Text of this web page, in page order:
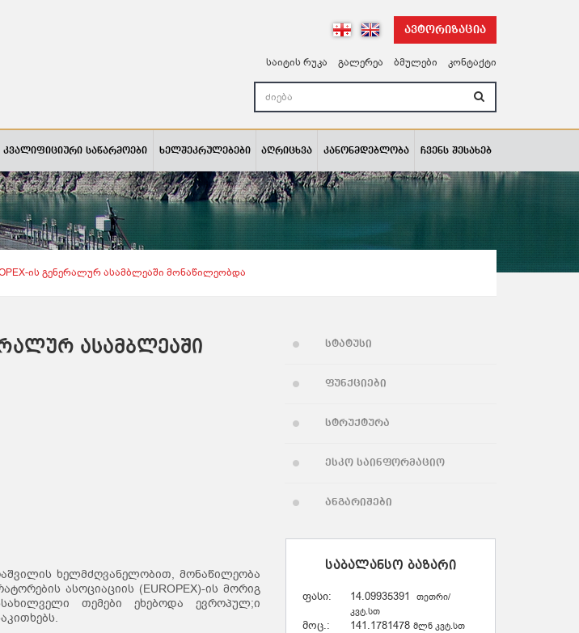
ავტორიზაცია
საიტის რუკა გალერეა ბმულები კონტაქტი
კვალიფიციური საწარმოები ხელშეკრულებები აღრიცხვა კანონმდებლობა ჩვენს შესახებ
Ის Გენერალურ Ასამბლეაში Მონაწილეობდა
ასამბლეაში
ხელმძღვანელობით, მონაწილეობა
ასოციაციის (EUROPEX)-ის მორიგ
თემები ეხებოდა ევროპულ;ი
სტატუსი
ფუნქციები
სტრუქტურა
ესკო საინფორმაციო
ანგარიშები
საბალანსო ბაზარი
ფასი: 14.09935391
თეთრი/
კვტ.სთ
მოც.: 141.1781478 მლნ კვტ.სთ